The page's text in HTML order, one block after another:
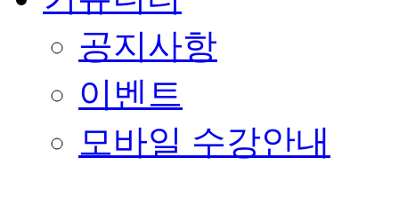
공지사항
이벤트
모바일 수강안내